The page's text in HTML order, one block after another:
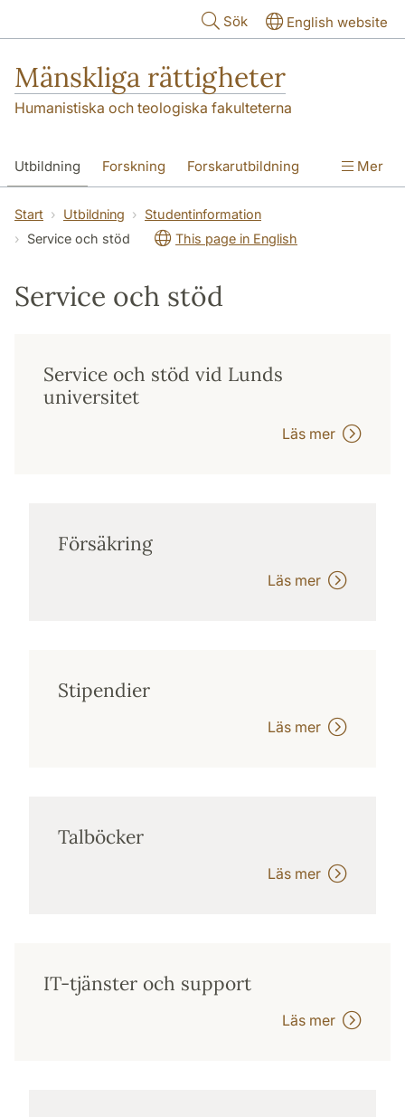
Sök English website
Mänskliga rättigheter
Humanistiska och teologiska fakulteterna
Utbildning Forskning Forskarutbildning
Kontakt Om oss
Mer
Start Utbildning
Studentinformation
Service och stöd
This page in English
Service och stöd
Service och stöd vid Lunds
universitet
Läs mer
Försäkring
Läs mer
Stipendier
Läs mer
Talböcker
Läs mer
IT-tjänster och support
Läs mer